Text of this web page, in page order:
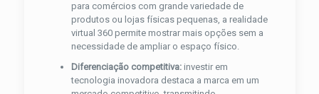
para comércios com grande variedade de
produtos ou lojas físicas pequenas, a realidade
virtual 360 permite mostrar mais opções sem a
necessidade de ampliar o espaço físico.
Diferenciação competitiva:investir em
tecnologia inovadora destaca a marca em um